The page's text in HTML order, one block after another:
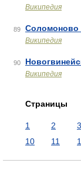
Википедия
89 Соломоново
Википедия
90
Википедия
Страницы
1 2 3
10
11